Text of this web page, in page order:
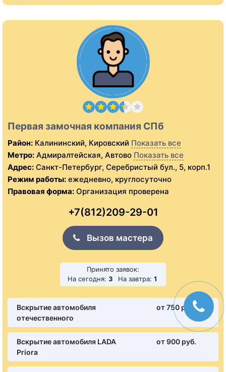
Первая замочная компания СПб
Район: Калининский, Кировский Показать все
Метро: Адмиралтейская, Автово Показать все
Адрес: Санкт-Петербург, Серебристый бул., 5, корп.1
Режим работы: ежедневно, круглосуточно
Правовая форма: Организация проверена
+7(812)209-29-01
Вызов мастера
Принято заявок:
На сегодня: 3 На завтра: 1
Вскрытие автомобиля
отечественного
от 750 pуб.
Вскрытие автомобиля LADA
Priora
от 900 pуб.